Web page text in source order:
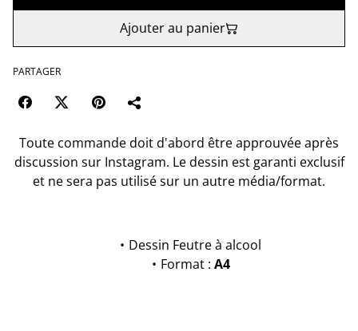
Ajouter au panier
PARTAGER
Toute commande doit d'abord être approuvée après
discussion sur Instagram. Le dessin est garanti exclusif
et ne sera pas utilisé sur un autre média/format.
Dessin Feutre à alcool
Format : A4